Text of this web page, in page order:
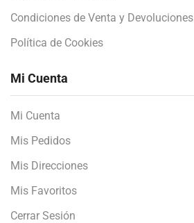
Condiciones de Venta y Devoluciones
Política de Cookies
Mi Cuenta
Mi Cuenta
Mis Pedidos
Mis Direcciones
Mis Favoritos
Cerrar Sesión